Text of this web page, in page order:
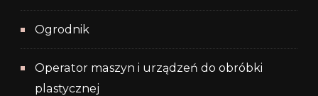
Ogrodnik
Operator maszyn i urządzeń do obróbki
plastycznej